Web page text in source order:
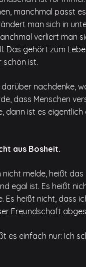
manchmal passt
man sich in
verliert man
Das gehört zum
schön ist.
nachdenke,
dass Menschen
dann ist es eigentlich
aus Bosheit.
nicht melde, heißt
egal ist. Es heißt
Es heißt nicht, dass
Freundschaft
es einfach nur: Ich